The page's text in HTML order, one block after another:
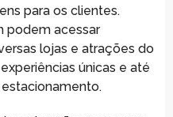
para os clientes.
podem acessar
lojas e atrações do
únicas e até